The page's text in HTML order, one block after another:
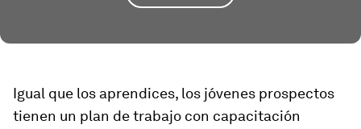
Igual que los aprendices, los jóvenes prospectos
tienen un plan de trabajo con capacitación